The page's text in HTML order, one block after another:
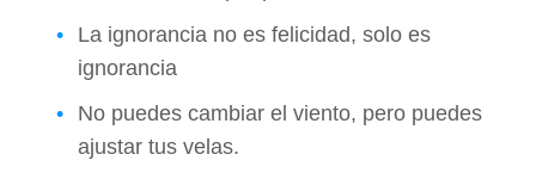
La ignorancia no es felicidad, solo es
ignorancia
No puedes cambiar el viento, pero puedes
ajustar tus velas.